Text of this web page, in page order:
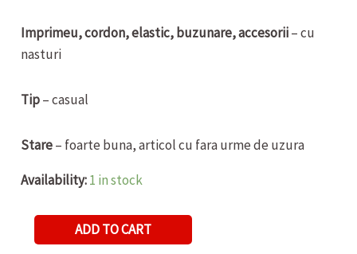
Imprimeu, cordon, elastic, buzunare, accesorii– cu
nasturi
Tip– casual
Stare– foarte buna, articol cu fara urme de uzura
Availability:1 in stock
BLUGI
DE
ADD TO CART